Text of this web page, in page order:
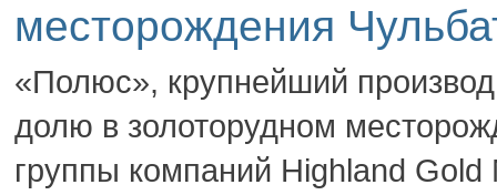
месторождения
«Полюс», крупнейший
долю в золоторудном
группы компаний Highland Gold